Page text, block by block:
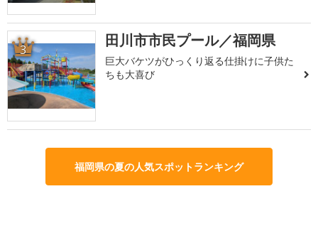
3 田川市市民プール／福岡県
巨大バケツがひっくり返る仕掛けに子供た
ちも大喜び
福岡県の夏の人気スポットランキング